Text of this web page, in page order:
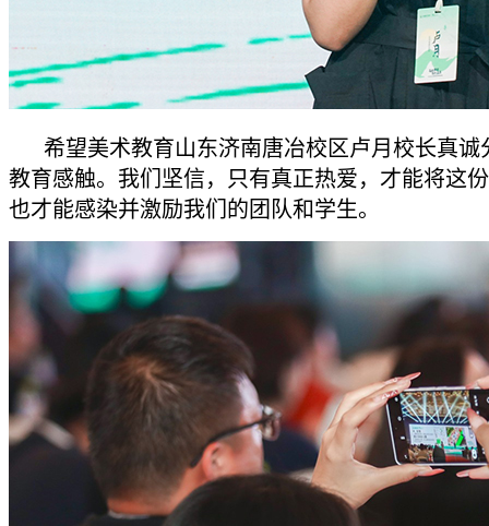
希望美术教育山东济南唐冶校区卢月校长真诚
教育感触。我们坚信，只有真正热爱，才能将这
也才能感染并激励我们的团队和学生。